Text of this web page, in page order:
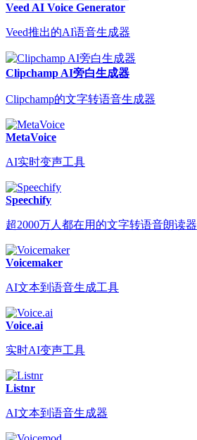
Veed AI Voice Generator
Veed推出的AI语音生成器
Clipchamp AI旁白生成器
Clipchamp的文字转语音生成器
MetaVoice
AI实时变声工具
Speechify
超2000万人都在用的文字转语音朗读器
Voicemaker
AI文本到语音生成工具
Voice.ai
实时AI变声工具
Listnr
AI文本到语音生成器